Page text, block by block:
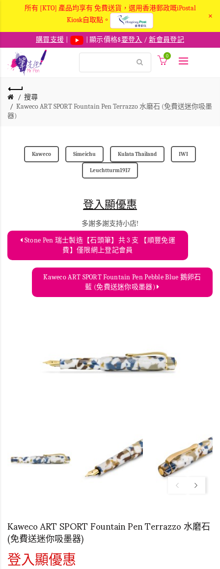
所有 [KTO] 產品均享有 免費送貨，選用香港郵政嘅iPostal
Kiosk自取點。
×
購買支援 | 顯示價格$要登入 /新會員登記
0
搜尋
Kaweco ART SPORT Fountain Pen Terrazzo 水磨石 (免費送迷你吸墨
器)
Kaweco Simeichu Kulata Thailand IWI
Leuchtturm1917
登入顯優惠
多謝多謝支持小店!
Stone Pen 瑞士製造【石頭筆】共 3 支 【順豐免運
費】僅限網上登記會員
Kaweco ART SPORT Fountain Pen Pebble Blue 鵝卵石
藍 (免費送迷你吸墨器)
Kaweco ART SPORT Fountain Pen Terrazzo 水磨石
(免費送迷你吸墨器)
登入顯優惠